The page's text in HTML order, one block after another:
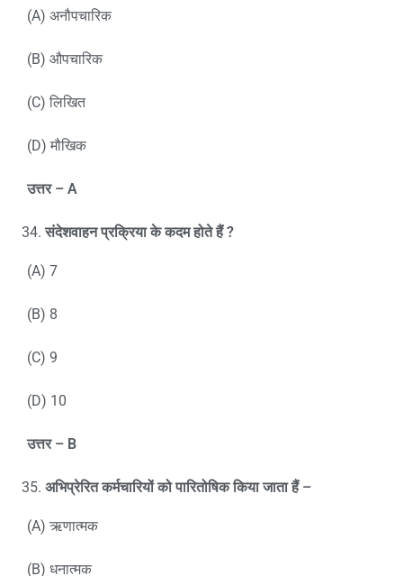
(A) अनौपचारिक
(B) औपचारिक
(C) लिखित
(D) मौखिक
उत्तर – A
संदेशवाहन प्रक्रिया के कदम होते हैं ?
(A) 7
(B) 8
(C) 9
(D) 10
उत्तर – B
अभिप्रेरित कर्मचारियों को पारितोषिक किया जाता हैं –
(A) ऋणात्मक
(B) धनात्मक